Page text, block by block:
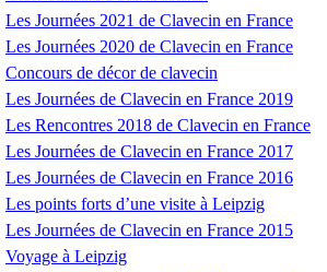
Les Journées 2021 de Clavecin en France
Les Journées 2020 de Clavecin en France
Concours de décor de clavecin
Les Journées de Clavecin en France 2019
Les Rencontres 2018 de Clavecin en France
Les Journées de Clavecin en France 2017
Les Journées de Clavecin en France 2016
Les points forts d’une visite à Leipzig
Les Journées de Clavecin en France 2015
Voyage à Leipzig